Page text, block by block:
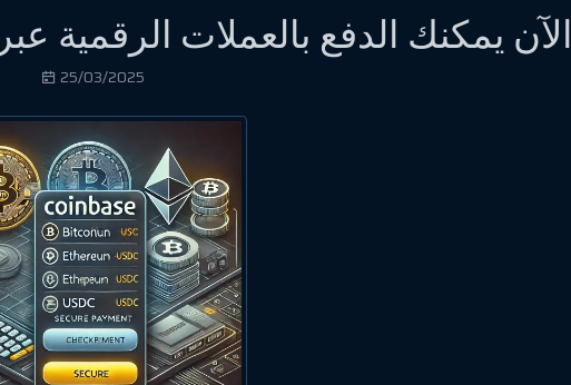
الآن يمكنك الدفع بالعملات الرقمية عبر Coinbase في YottaSrc
25/03/2025